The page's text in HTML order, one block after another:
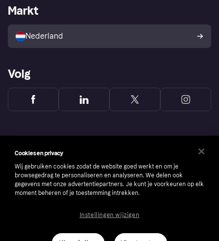
Winkeloverzicht
Kopersbescherming voor
consumenten
Zakelijke login
Markt
Nederland
Volg
number: 556737-0431
Cookies en privacy
Wij gebruiken cookies zodat de website goed werkt en om je
browsegedrag te personaliseren en analyseren. We delen ook
gegevens met onze advertentiepartners. Je kunt je voorkeuren op elk
moment beheren of je toestemming intrekken.
Instellingen wijzigen